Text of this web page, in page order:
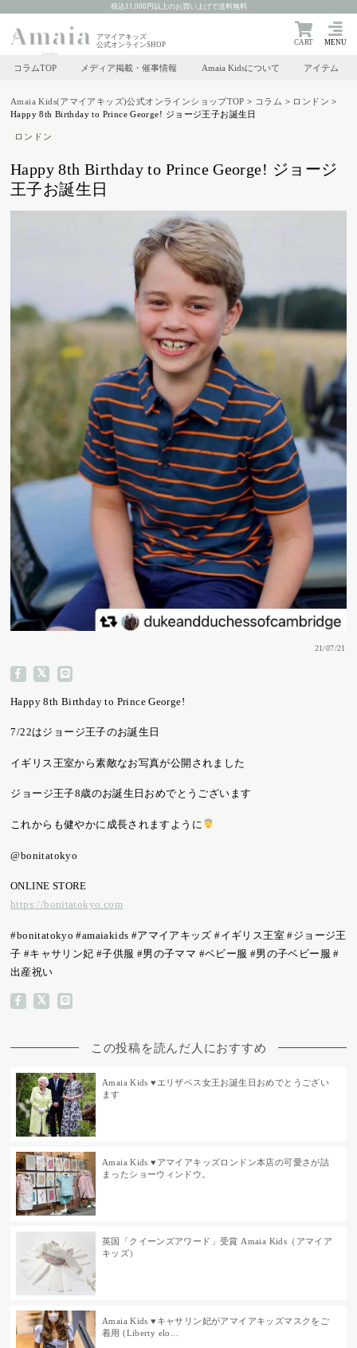
content
税込11,000円以上のお買い上げで送料無料
MENU
アマイアキッズ
公式オンラインSHOP
CART
コラムTOP メディア掲載・催事情報 Amaia Kidsについて アイテム
Amaia Kids(アマイアキッズ)公式オンラインショップTOP > コラム > ロンドン >
Happy 8th Birthday to Prince George!⁡ ジョージ王子お誕生日⁡
ロンドン
Happy 8th Birthday to Prince George!⁡ ジョージ
王子お誕生日⁡
21/07/21
Happy 8th Birthday to Prince George!
⁡7/22はジョージ王子のお誕生日⁡
イギリス王室から素敵なお写真が公開されました
⁡ジョージ王子8歳のお誕生日おめでとうございます⁡
これからも健やかに成長されますように
⁡@bonitatokyo⁡⁡︎
ONLINE STORE
https://bonitatokyo.com⁡
⁡#bonitatokyo #amaiakids #アマイアキッズ #イギリス王室 #ジョージ王
子 #キャサリン妃 #子供服 #男の子ママ #ベビー服 #男の子ベビー服 #
出産祝い
この投稿を読んだ人におすすめ
Amaia Kids ♥エリザベス女王お誕生日おめでとうござい
ます
Amaia Kids ♥アマイアキッズロンドン本店の可愛さが詰
まったショーウィンドウ。
英国「クイーンズアワード」受賞 Amaia Kids（アマイア
キッズ）
Amaia Kids ♥キャサリン妃がアマイアキッズマスクをご
着用 (Liberty elo...